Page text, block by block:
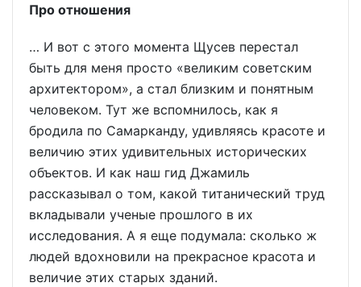
Про отношения
… И вот с этого момента Щусев перестал
быть для меня просто «великим советским
архитектором», а стал близким и понятным
человеком. Тут же вспомнилось, как я
бродила по Самарканду, удивляясь красоте и
величию этих удивительных исторических
объектов. И как наш гид Джамиль
рассказывал о том, какой титанический труд
вкладывали ученые прошлого в их
исследования. А я еще подумала: сколько ж
людей вдохновили на прекрасное красота и
величие этих старых зданий.